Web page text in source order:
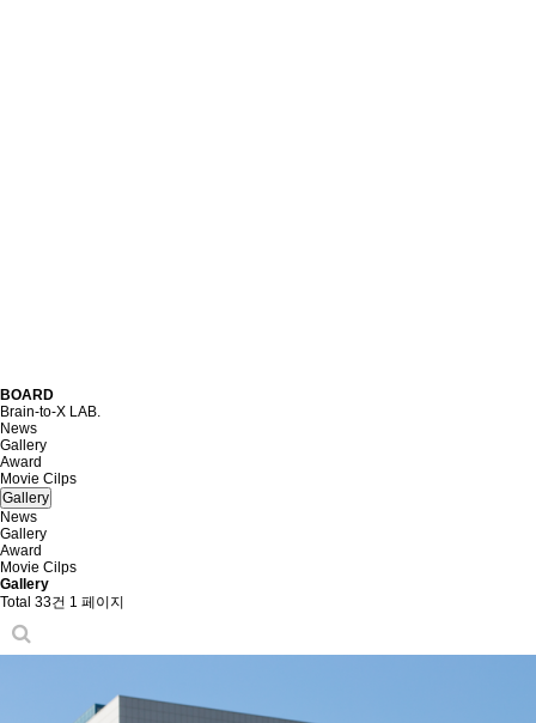
BOARD
Brain-to-X LAB.
News
Gallery
Award
Movie Cilps
Gallery
News
Gallery
Award
Movie Cilps
Gallery
Total 33건 1 페이지